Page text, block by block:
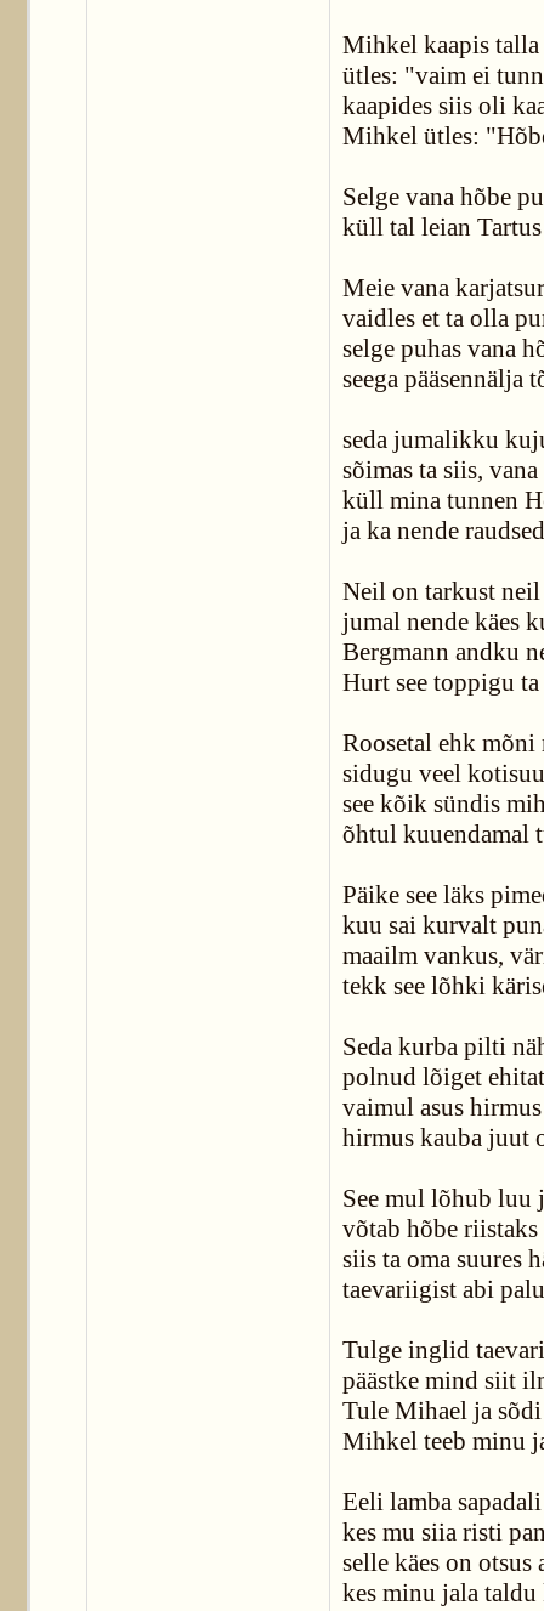
Mihkel kaapis talla
ütles: "vaim ei
kaapides siis oli
Mihkel ütles:
Selge vana hõbe
küll tal leian
Meie vana
vaidles et ta olla
selge puhas vana
seega pääsennälja
seda jumalikku
sõimas ta siis,
küll mina tunnen
ja ka nende
Neil on tarkust
jumal nende käes
Bergmann andku
Hurt see toppigu
Roosetal ehk mõni
sidugu veel kotisuu
see kõik sündis
õhtul kuuendamal
Päike see läks
kuu sai kurvalt
maailm vankus,
tekk see lõhki
Seda kurba pilti
polnud lõiget
vaimul asus
hirmus kauba juut
See mul lõhub luu
võtab hõbe riistaks
siis ta oma suures
taevariigist abi
Tulge inglid
päästke mind siit
Tule Mihael ja sõdi
Mihkel teeb minu
Eeli lamba sapadali
kes mu siia risti
selle käes on otsus
kes minu jala taldu